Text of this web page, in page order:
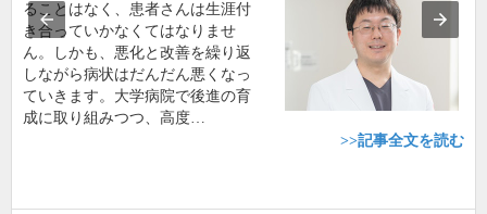
ることはなく、患者さんは生涯付
き合っていかなくてはなりませ
ん。しかも、悪化と改善を繰り返
しながら病状はだんだん悪くなっ
ていきます。大学病院で後進の育
成に取り組みつつ、高度…
>>記事全文を読む